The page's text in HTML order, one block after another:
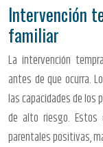
Intervención
familiar
La intervención
antes de que ocurra.
las capacidades de los
de alto riesgo. Estos
parentales positivas,